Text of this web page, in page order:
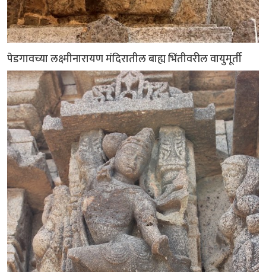
पेडगावच्या लक्ष्मीनारायण मंदिरातील बाह्य भिंतीवरील वायुमूर्ती